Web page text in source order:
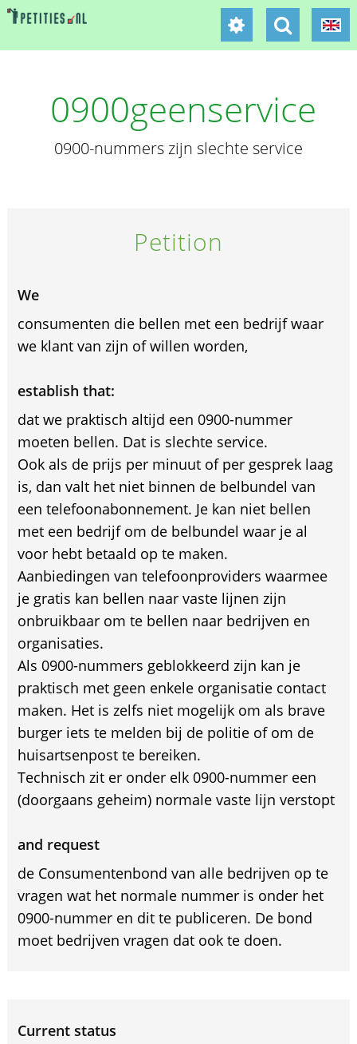
0900geenservice
0900-nummers zijn slechte service
Petition
We
consumenten die bellen met een bedrijf waar
we klant van zijn of willen worden,
establish that:
dat we praktisch altijd een 0900-nummer
moeten bellen. Dat is slechte service.
Ook als de prijs per minuut of per gesprek laag
is, dan valt het niet binnen de belbundel van
een telefoonabonnement. Je kan niet bellen
met een bedrijf om de belbundel waar je al
voor hebt betaald op te maken.
Aanbiedingen van telefoonproviders waarmee
je gratis kan bellen naar vaste lijnen zijn
onbruikbaar om te bellen naar bedrijven en
organisaties.
Als 0900-nummers geblokkeerd zijn kan je
praktisch met geen enkele organisatie contact
maken. Het is zelfs niet mogelijk om als brave
burger iets te melden bij de politie of om de
huisartsenpost te bereiken.
Technisch zit er onder elk 0900-nummer een
(doorgaans geheim) normale vaste lijn verstopt
and request
de Consumentenbond van alle bedrijven op te
vragen wat het normale nummer is onder het
0900-nummer en dit te publiceren. De bond
moet bedrijven vragen dat ook te doen.
Current status